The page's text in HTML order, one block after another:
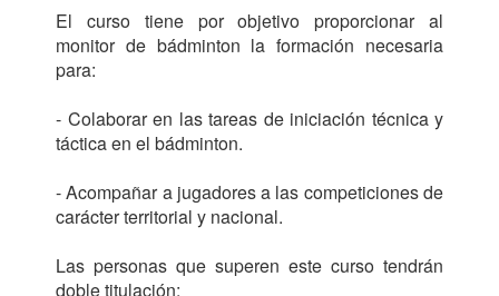
El curso tiene por objetivo proporcionar al
monitor de bádminton la formación necesaria
para:
- Colaborar en las tareas de iniciación técnica y
táctica en el bádminton.
- Acompañar a jugadores a las competiciones de
carácter territorial y nacional.
Las personas que superen este curso tendrán
doble titulación: